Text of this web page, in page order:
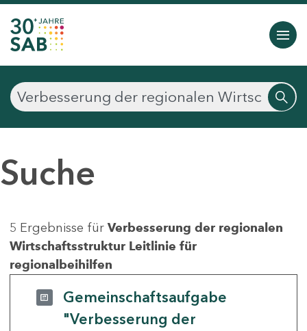
Suche
5 Ergebnisse für Verbesserung der regionalen
Wirtschaftsstruktur Leitlinie für
regionalbeihilfen
Gemeinschaftsaufgabe
"Verbesserung der